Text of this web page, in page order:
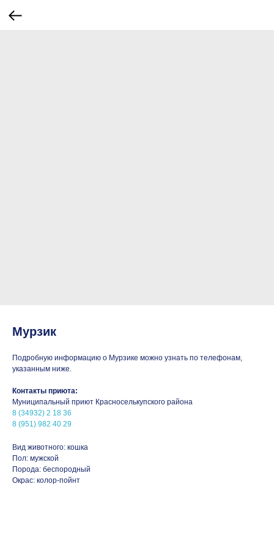
Мурзик
Подробную информацию о Мурзике можно узнать по телефонам,
указанным ниже.
Контакты приюта:
Муниципальный приют Красноселькупского района
8 (34932) 2 18 36
8 (951) 982 40 29
Вид животного: кошка
Пол: мужской
Порода: беспородный
Окрас: колор-пойнт